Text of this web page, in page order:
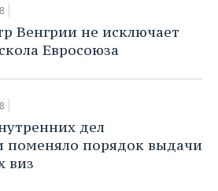
Венгрии не исключает
Евросоюза
дел
поменяло порядок выдачи
виз